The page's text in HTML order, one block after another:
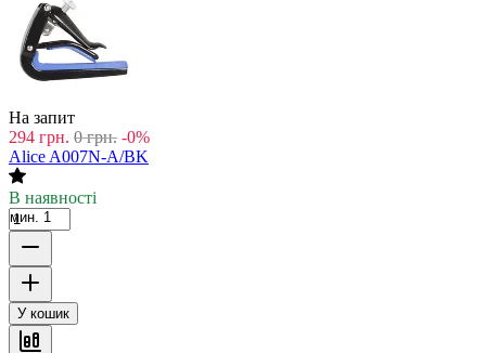
На запит
294 грн. 0 грн. -0%
Alice A007N-A/BK
В наявності
мин. 1
У кошик